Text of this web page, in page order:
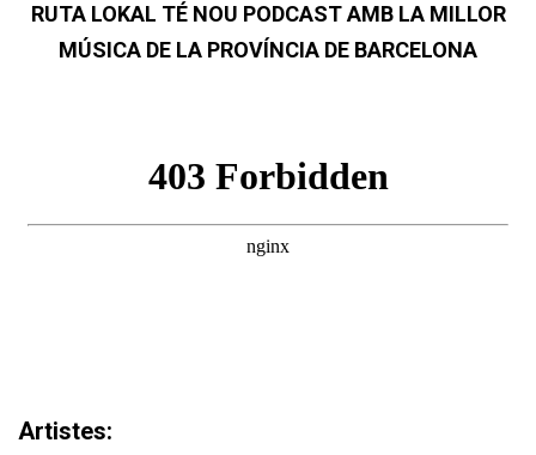
RUTA LOKAL TÉ NOU PODCAST AMB LA MILLOR
MÚSICA DE LA PROVÍNCIA DE BARCELONA
Artistes: